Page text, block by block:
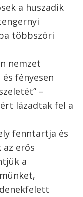
a huszadik
többszöri
nemzet
fényesen
–
lázadtak fel a
fenntartja és
az erős
a